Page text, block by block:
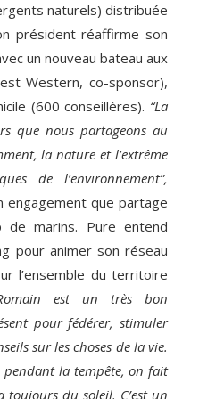
naturels) distribuée
président réaffirme son
un nouveau bateau aux
Western, co-sponsor),
(600 conseillères). “La
que nous partageons au
la nature et l’extrême
de l’environnement”,
engagement que partage
de marins. Pure entend
pour animer son réseau
l’ensemble du territoire
est un très bon
pour fédérer, stimuler
sur les choses de la vie.
pendant la tempête, on fait
du soleil. C’est un